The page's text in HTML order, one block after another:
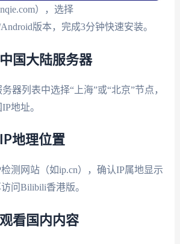
），选择
版本，完成3分钟快速安装。
国大陆服务器
器列表中选择“上海”或“北京”节点，
地址。
地理位置
测网站（如ip.cn），确认IP属地显示
问Bilibili香港版。
看国内内容